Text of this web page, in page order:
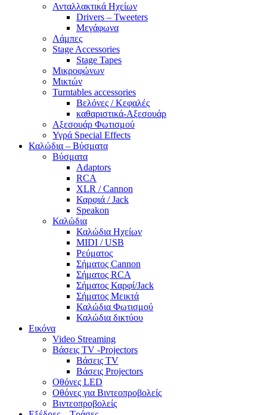
Ανταλλακτικά Ηχείων
Drivers – Tweeters
Μεγάφωνα
Λάμπες
Stage Accessories
Stage Tapes
Μικροφώνων
Μικτών
Turntables accessories
Βελόνες / Κεφαλές
καθαριστικά-Αξεσουάρ
Αξεσουάρ Φωτισμού
Υγρά Special Effects
Καλώδια – Βύσματα
Βύσματα
Adaptors
RCA
XLR / Cannon
Καρφιά / Jack
Speakon
Καλώδια
Καλώδια Ηχείων
MIDI / USB
Ρεύματος
Σήματος Cannon
Σήματος RCA
Σήματος Καρφί/Jack
Σήματος Μεικτά
Καλώδια Φωτισμού
Καλώδια δικτύου
Εικόνα
Video Streaming
Βάσεις TV -Projectors
Βάσεις TV
Βάσεις Projectors
Οθόνες LED
Οθόνες για Βιντεοπροβολείς
Βιντεοπροβολείς